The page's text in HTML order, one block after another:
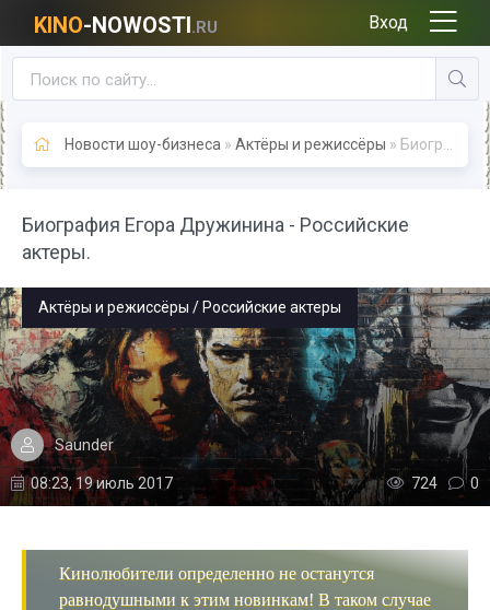
KINO-NOWOSTI.RU Вход
Новости шоу-бизнеса » Актёры и режиссёры » Биография Егора Дружинина - Российские актеры.
Биография Егора Дружинина - Российские
актеры.
Актёры и режиссёры / Российские актеры
Saunder
08:23, 19 июль 2017 724 0
Кинолюбители определенно не останутся
равнодушными к этим новинкам! В таком случае